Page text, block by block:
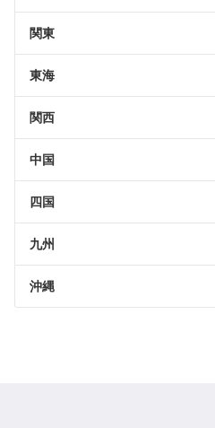
関東
東海
関西
中国
四国
九州
沖縄